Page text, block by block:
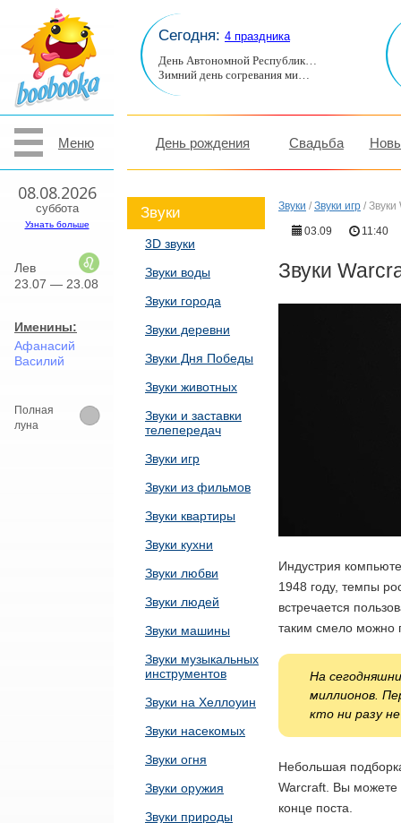
Меню
08.08.2026
суббота
Узнать больше
Лев
23.07 — 23.08
Именины:
Афанасий
Василий
Полная
луна
Сегодня: 4 праздника
День Автономной Республик…
Зимний день согревания ми…
День рождения Свадьба
Звуки
3D звуки
Звуки воды
Звуки города
Звуки деревни
Звуки Дня Победы
Звуки животных
Звуки и заставки
телепередач
Звуки игр
Звуки из фильмов
Звуки квартиры
Звуки кухни
Звуки любви
Звуки людей
Звуки машины
Звуки музыкальных
инструментов
Звуки на Хеллоуин
Звуки насекомых
Звуки огня
Звуки оружия
Звуки природы
Звуки / Звуки игр / Звуки
03.09
11:40
Звуки
Индустрия
1948 году, темпы
встречается
таким смело можно
На
миллионов.
кто ни разу
Небольшая
Warcraft. Вы можете
конце поста.